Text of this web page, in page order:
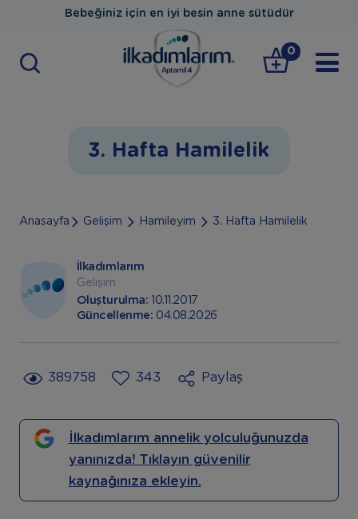
Bebeğiniz için en iyi besin anne sütüdür
0
3. Hafta Hamilelik
Anasayfa Gelişim Hamileyim 3. Hafta Hamilelik
İlkadımlarım
Gelişim
Oluşturulma:
10.11.2017
Güncellenme: 04.08.2026
389758 343 Paylaş
İlkadımlarım annelik yolculuğunuzda
yanınızda! Tıklayın güvenilir
kaynağınıza ekleyin.